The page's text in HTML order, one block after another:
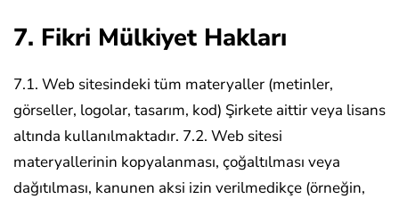
7. Fikri Mülkiyet Hakları
7.1. Web sitesindeki tüm materyaller (metinler,
görseller, logolar, tasarım, kod) Şirkete aittir veya lisans
altında kullanılmaktadır. 7.2. Web sitesi
materyallerinin kopyalanması, çoğaltılması veya
dağıtılması, kanunen aksi izin verilmedikçe (örneğin,